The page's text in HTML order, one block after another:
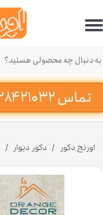
تماس ۳۲ ۲۱۰ ۲۸۴-۰۲۱‌
حساب کاربری من
تغییر گذر واژه
سفارشات
خروج از حساب کاربری
اورنج دکور دکور دیوار